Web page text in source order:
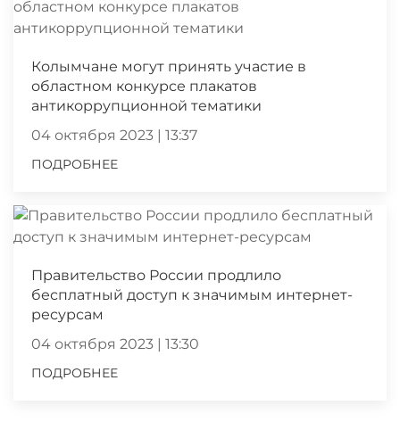
Колымчане могут принять участие в
областном конкурсе плакатов
антикоррупционной тематики
04 октября 2023 | 13:37
ПОДРОБНЕЕ
Правительство России продлило
бесплатный доступ к значимым интернет-
ресурсам
04 октября 2023 | 13:30
ПОДРОБНЕЕ